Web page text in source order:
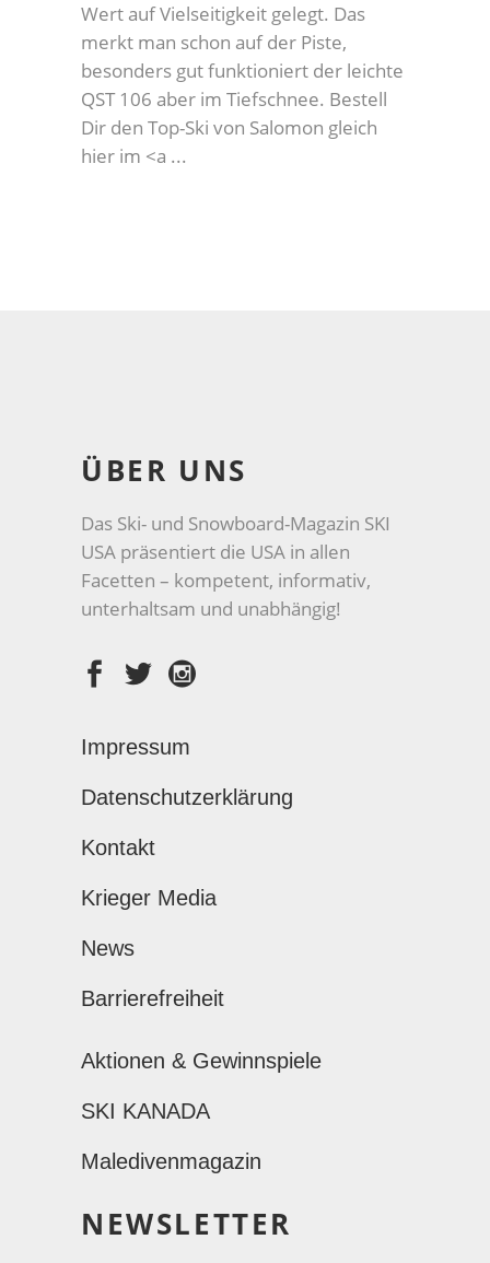
Wert auf Vielseitigkeit gelegt. Das
merkt man schon auf der Piste,
besonders gut funktioniert der leichte
QST 106 aber im Tiefschnee. Bestell
Dir den Top-Ski von Salomon gleich
hier im <a
ÜBER UNS
Das Ski- und Snowboard-Magazin SKI
USA präsentiert die USA in allen
Facetten – kompetent, informativ,
unterhaltsam und unabhängig!
Impressum
Datenschutzerklärung
Kontakt
Krieger Media
News
Barrierefreiheit
Aktionen & Gewinnspiele
SKI KANADA
Maledivenmagazin
NEWSLETTER